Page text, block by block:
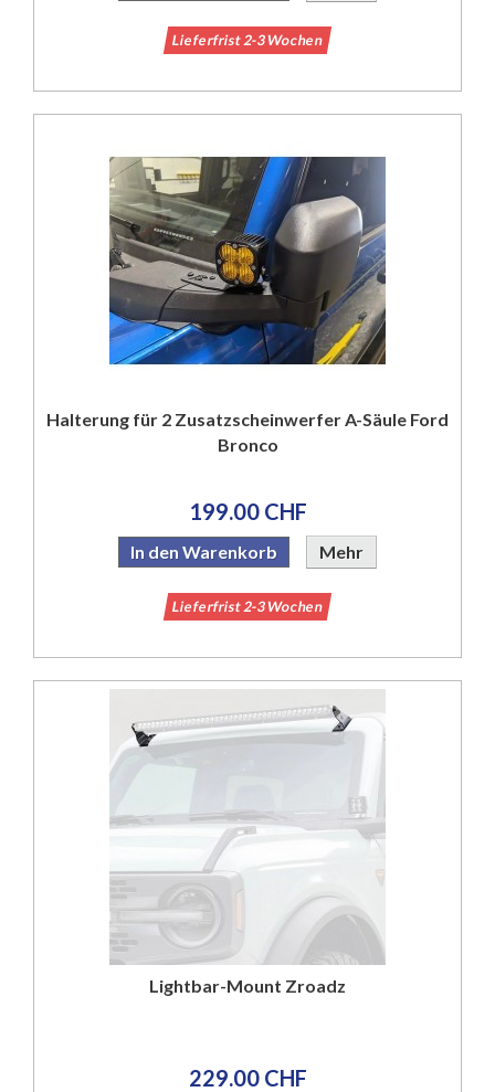
Lieferfrist 2-3 Wochen
Halterung für 2 Zusatzscheinwerfer A-Säule Ford
Bronco
199.00 CHF
In den Warenkorb Mehr
Lieferfrist 2-3 Wochen
Lightbar-Mount Zroadz
229.00 CHF